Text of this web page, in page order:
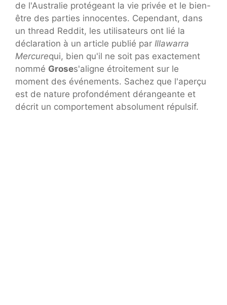
de l'Australie protégeant la vie privée et le bien-
être des parties innocentes. Cependant, dans
un thread Reddit, les utilisateurs ont lié la
déclaration à un article publié par Illawarra
Mercurequi, bien qu'il ne soit pas exactement
nommé Groses'aligne étroitement sur le
moment des événements. Sachez que l'aperçu
est de nature profondément dérangeante et
décrit un comportement absolument répulsif.